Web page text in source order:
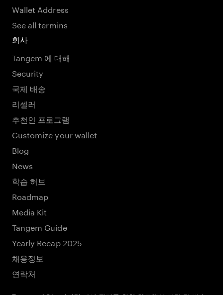
Wallet Address
See all termins
회사
Tangem 에 대해
Security
국제 배송
리셀러
추천인 프로그램
Customize your wallet
Blog
News
학습 허브
Roadmap
Media Kit
Tangem Guide
Yearly Recap 2025
채용정보
연락처